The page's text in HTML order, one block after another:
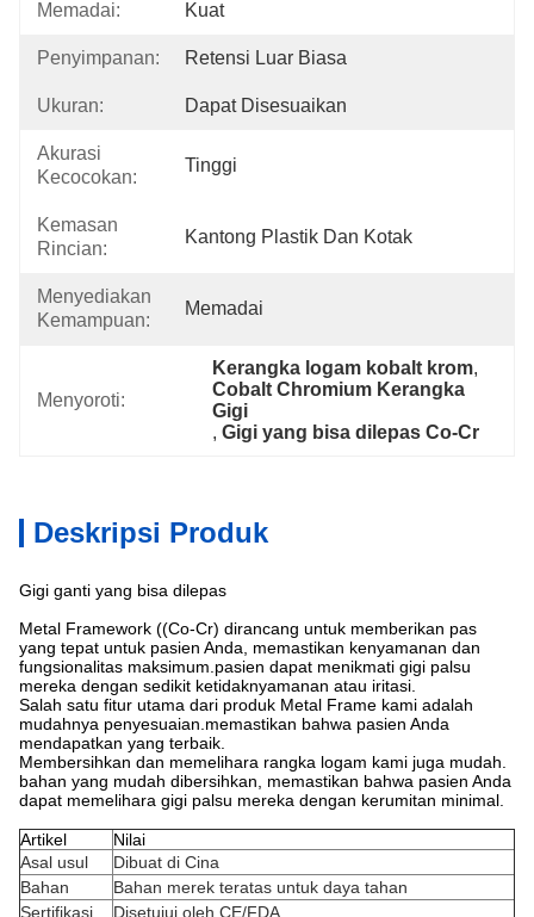
Memadai: Kuat
Penyimpanan: Retensi Luar Biasa
Ukuran: Dapat Disesuaikan
Akurasi
Kecocokan:
Tinggi
Kemasan
Rincian:
Kantong Plastik Dan Kotak
Menyediakan
Kemampuan:
Memadai
Menyoroti:
Kerangka logam kobalt krom,
Cobalt Chromium Kerangka
Gigi
, Gigi yang bisa dilepas Co-Cr
Deskripsi Produk
Gigi ganti yang bisa dilepas
Metal Framework ((Co-Cr) dirancang untuk memberikan pas
yang tepat untuk pasien Anda, memastikan kenyamanan dan
fungsionalitas maksimum.pasien dapat menikmati gigi palsu
mereka dengan sedikit ketidaknyamanan atau iritasi.
Salah satu fitur utama dari produk Metal Frame kami adalah
mudahnya penyesuaian.memastikan bahwa pasien Anda
mendapatkan yang terbaik.
Membersihkan dan memelihara rangka logam kami juga mudah.
bahan yang mudah dibersihkan, memastikan bahwa pasien Anda
dapat memelihara gigi palsu mereka dengan kerumitan minimal.
Artikel
Nilai
Asal usul
Dibuat di Cina
Bahan
Bahan merek teratas untuk daya tahan
Sertifikasi
Disetujui oleh CE/FDA